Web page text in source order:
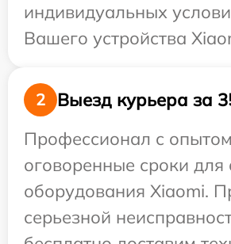
индивидуальных
Вашего устройства
2
Выезд курьера за
Профессионал с
оговоренные сроки для
оборудования Xiaomi.
серьезной